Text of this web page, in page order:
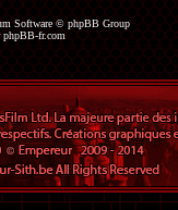
Software © phpBB Group
phpBB-fr.com